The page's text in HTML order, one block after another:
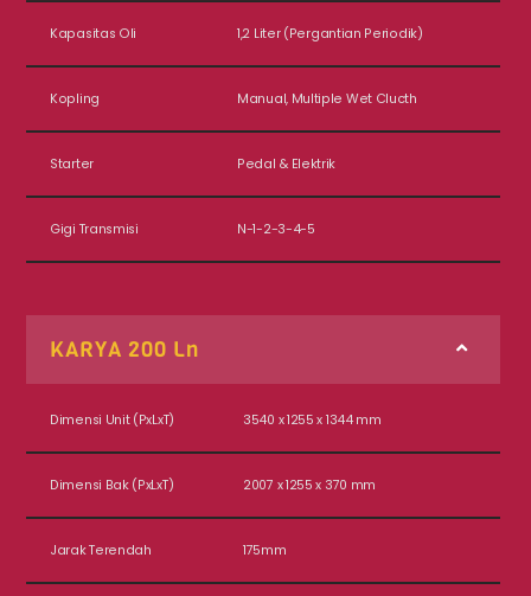
Kapasitas Oli 1,2 Liter (Pergantian Periodik)
Kopling Manual, Multiple Wet Clucth
Starter Pedal & Elektrik
Gigi Transmisi N-1-2-3-4-5
KARYA 200 Ln
Dimensi Unit (PxLxT) 3540 x 1255 x 1344 mm
Dimensi Bak (PxLxT) 2007 x 1255 x 370 mm
Jarak Terendah 175mm